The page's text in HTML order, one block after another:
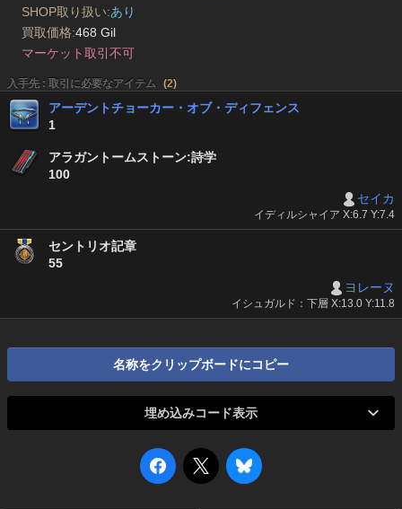
SHOP取り扱い:あり
買取価格:468 Gil
マーケット取引不可
入手先 : 取引に必要なアイテム (2)
アーデントチョーカー・オブ・ディフェンス
1
アラガントームストーン:詩学
100
セイカ
イディルシャイア X:6.7 Y:7.4
セントリオ記章
55
ヨレーヌ
イシュガルド：下層 X:13.0 Y:11.8
名称をクリップボードにコピー
埋め込みコード表示